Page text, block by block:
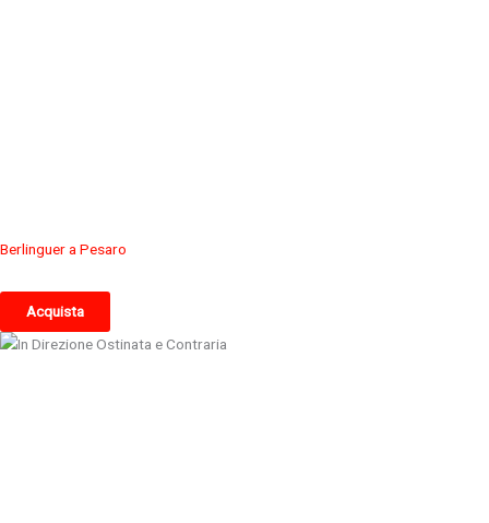
Berlinguer a Pesaro
Acquista